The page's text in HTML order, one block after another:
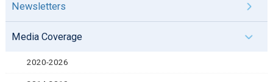
Newsletters
Media Coverage
2020-2026